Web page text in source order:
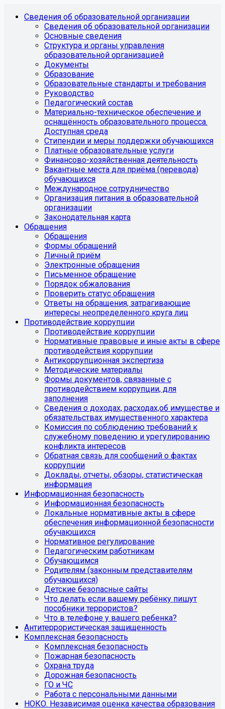
Сведения об образовательной организации
Сведения об образовательной организации
Основные сведения
Структура и органы управления
образовательной организацией
Документы
Образование
Образовательные стандарты и требования
Руководство
Педагогический состав
Материально-техническое обеспечение и
оснащённость образовательного процесса.
Доступная среда
Стипендии и меры поддержки обучающихся
Платные образовательные услуги
Финансово-хозяйственная деятельность
Вакантные места для приёма (перевода)
обучающихся
Международное сотрудничество
Организация питания в образовательной
организации
Законодательная карта
Обращения
Обращения
Формы обращений
Личный приём
Электронные обращения
Письменное обращение
Порядок обжалования
Проверить статус обращения
Ответы на обращения, затрагивающие
интересы неопределенного круга лиц
Противодействие коррупции
Противодействие коррупции
Нормативные правовые и иные акты в сфере
противодействия коррупции
Антикоррупционная экспертиза
Методические материалы
Формы документов, связанные с
противодействием коррупции, для
заполнения
Сведения о доходах, расходах,об имуществе и
обязательствах имущественного характера
Комиссия по соблюдению требований к
служебному поведению и урегулированию
конфликта интересов
Обратная связь для сообщений о фактах
коррупции
Доклады, отчеты, обзоры, статистическая
информация
Информационная безопасность
Информационная безопасность
Локальные нормативные акты в сфере
обеспечения информационной безопасности
обучающихся
Нормативное регулирование
Педагогическим работникам
Обучающимся
Родителям (законным представителям
обучающихся)
Детские безопасные сайты
Что делать если вашему ребёнку пишут
пособники террористов?
Что в телефоне у вашего ребенка?
Антитеррористическая защищенность
Комплексная безопасность
Комплексная безопасность
Пожарная безопасность
Охрана труда
Дорожная безопасность
ГО и ЧС
Работа с персональными данными
НОКО. Независимая оценка качества образования